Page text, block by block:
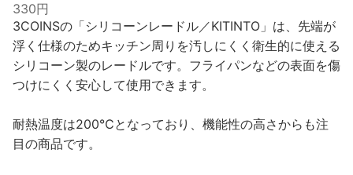
330円
3COINSの「シリコーンレードル／KITINTO」は、先端が
浮く仕様のためキッチン周りを汚しにくく衛生的に使える
シリコーン製のレードルです。フライパンなどの表面を傷
つけにくく安心して使用できます。
耐熱温度は200℃となっており、機能性の高さからも注
目の商品です。